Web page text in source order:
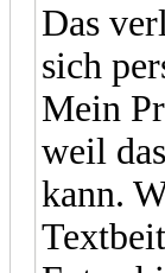
Das
sich
Mein
weil
kann.